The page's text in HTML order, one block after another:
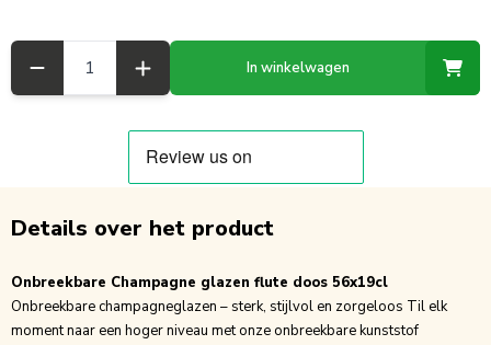
In winkelwagen
Details over het product
Onbreekbare Champagne glazen flute doos 56x19cl
Onbreekbare champagneglazen – sterk, stijlvol en zorgeloos Til elk
moment naar een hoger niveau met onze onbreekbare kunststof